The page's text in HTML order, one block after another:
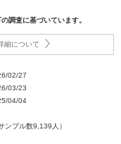
調査に基づいています。
細について
02/27
03/23
04/04
ンプル数9,139人）